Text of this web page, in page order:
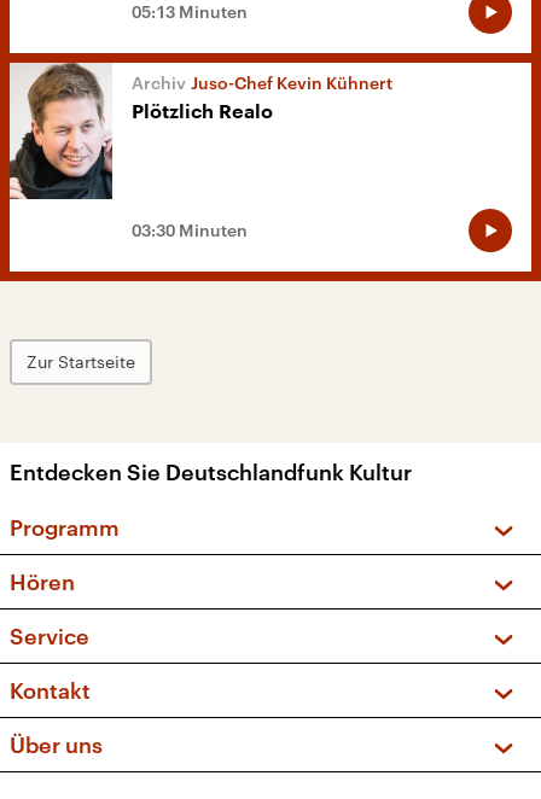
05:13 Minuten
Juso-Chef Kevin Kühnert
Plötzlich Realo
03:30 Minuten
Zur Startseite
Entdecken Sie Deutschlandfunk Kultur
Programm
Sendungen und Podcasts
Musikliste
Kakadu – Das Kinderprogramm
Hören
Frequenzen (UKW + DAB+)
Service
FAQ
Apps
Newsletter
Kontakt
Social Media
Über uns